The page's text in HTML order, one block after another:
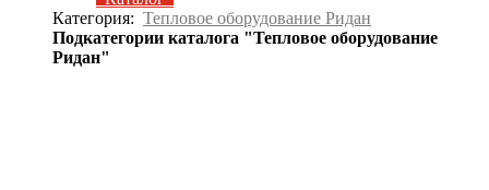
Категория: Тепловое оборудование Ридан
Подкатегории каталога "Тепловое оборудование
Ридан"